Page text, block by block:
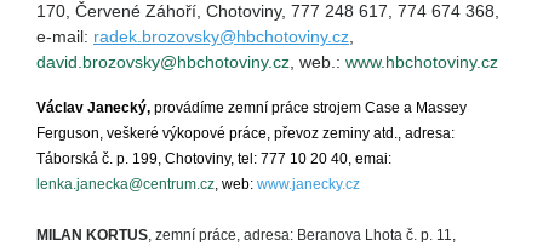
170, Červené Záhoří, Chotoviny, 777 248 617, 774 674 368,
e-mail: radek.brozovsky@hbchotoviny.cz,
david.brozovsky@hbchotoviny.cz, web.: www.hbchotoviny.cz
Václav Janecký, provádíme zemní práce strojem Case a Massey
Ferguson, veškeré výkopové práce, převoz zeminy atd., adresa:
Táborská č. p. 199, Chotoviny, tel: 777 10 20 40, emai:
lenka.janecka@centrum.cz, web: www.janecky.cz
MILAN KORTUS, zemní práce, adresa: Beranova Lhota č. p. 11,